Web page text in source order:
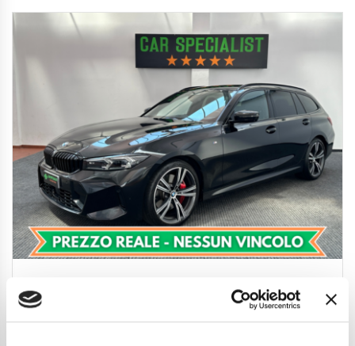
UNIPROP.|360°|ACC|19′
38.850€